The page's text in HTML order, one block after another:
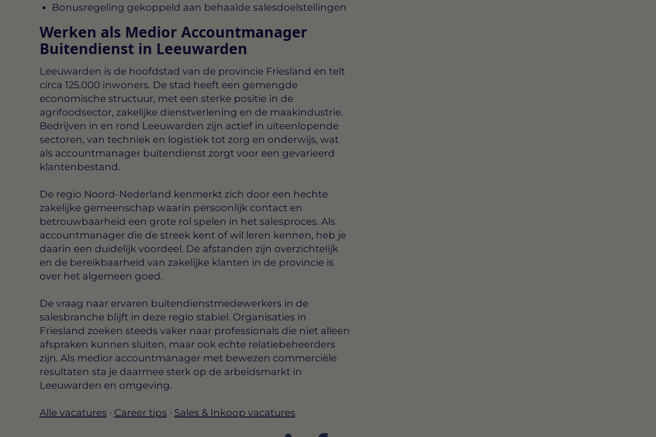
Bonusregeling gekoppeld aan behaalde salesdoelstellingen
Werken als Medior Accountmanager
Buitendienst in Leeuwarden
Leeuwarden is de hoofdstad van de provincie Friesland en telt
circa 125.000 inwoners. De stad heeft een gemengde
economische structuur, met een sterke positie in de
agrifoodsector, zakelijke dienstverlening en de maakindustrie.
Bedrijven in en rond Leeuwarden zijn actief in uiteenlopende
sectoren, van techniek en logistiek tot zorg en onderwijs, wat
als accountmanager buitendienst zorgt voor een gevarieerd
klantenbestand.
De regio Noord-Nederland kenmerkt zich door een hechte
zakelijke gemeenschap waarin persoonlijk contact en
betrouwbaarheid een grote rol spelen in het salesproces. Als
accountmanager die de streek kent of wil leren kennen, heb je
daarin een duidelijk voordeel. De afstanden zijn overzichtelijk
en de bereikbaarheid van zakelijke klanten in de provincie is
over het algemeen goed.
De vraag naar ervaren buitendienstmedewerkers in de
salesbranche blijft in deze regio stabiel. Organisaties in
Friesland zoeken steeds vaker naar professionals die niet alleen
afspraken kunnen sluiten, maar ook echte relatiebeheerders
zijn. Als medior accountmanager met bewezen commerciële
resultaten sta je daarmee sterk op de arbeidsmarkt in
Leeuwarden en omgeving.
Alle vacatures · Career tips · Sales & Inkoop vacatures